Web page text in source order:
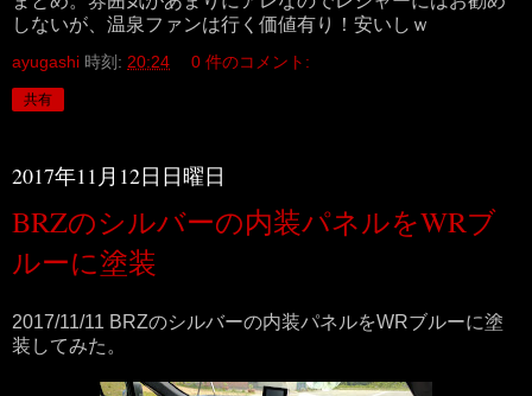
しないが、温泉ファンは行く価値有り！安いしｗ
ayugashi 時刻: 20:24 0 件のコメント:
共有
2017年11月12日日曜日
BRZのシルバーの内装パネルをWRブ
ルーに塗装
2017/11/11 BRZのシルバーの内装パネルをWRブルーに塗
装してみた。